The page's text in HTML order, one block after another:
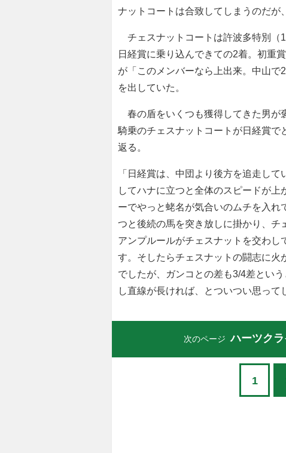
ナットコートは合致してしまうのだが
チェスナットコートは許波多特別（
日経賞に乗り込んできての2着。初重
が「このメンバーなら上出来。中山で
を出していた。
春の盾をいくつも獲得してきた男が
騎乗のチェスナットコートが日経賞で
返る。
「日経賞は、中団より後方を追走し
してハナに立つと全体のスピードが
ーでやっと蛯名が気合いのムチを入
つと後続の馬を突き放しに掛かり、チ
アンプルールがチェスナットを交わ
す。そしたらチェスナットの闘志に
でしたが、ガンコとの差も3/4差とい
し直線が長ければ、とついつい思って
次のページ ハーツク
1